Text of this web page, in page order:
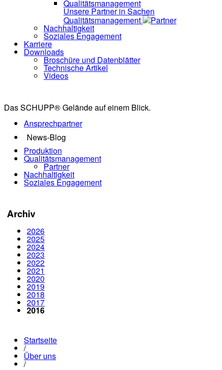
Unsere Partner in Sachen
Qualitätsmanagement Partner
Nachhaltigkeit
Soziales Engagement
Karriere
Downloads
Broschüre und Datenblätter
Technische Artikel
Videos
Das SCHUPP® Gelände auf einem Blick.
Ansprechpartner
News-Blog
Produktion
Qualitätsmanagement
Partner
Nachhaltigkeit
Soziales Engagement
Archiv
2026
2025
2024
2023
2022
2021
2020
2019
2018
2017
2016
Startseite
/
Über uns
/